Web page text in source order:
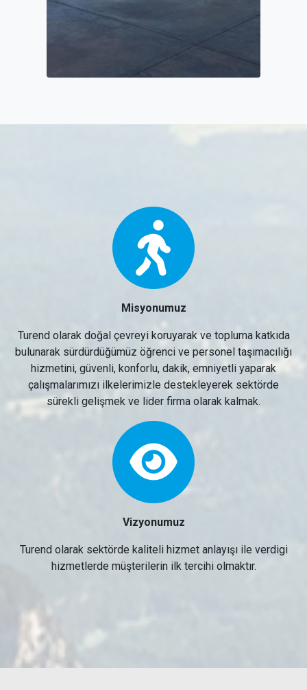
Misyonumuz
Turend olarak doğal çevreyi koruyarak ve topluma katkıda
bulunarak sürdürdüğümüz öğrenci ve personel taşımacılığı
hizmetini, güvenli, konforlu, dakik, emniyetli yaparak
çalışmalarımızı ilkelerimizle destekleyerek sektörde
sürekli gelişmek ve lider firma olarak kalmak.
Vizyonumuz
Turend olarak sektörde kaliteli hizmet anlayışı ile verdigi
hizmetlerde müşterilerin ilk tercihi olmaktır.